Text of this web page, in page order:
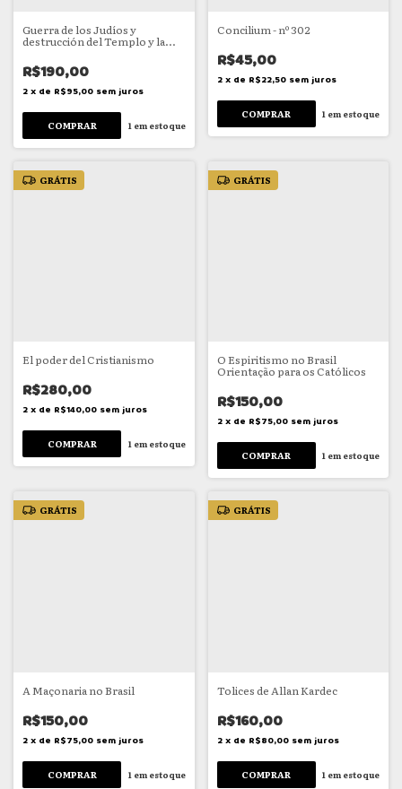
Guerra de los Judíos y
destrucción del Templo y la
R$190,00
2 x de R$95,00 sem juros
1 em estoque
Concilium - nº 302
R$45,00
2 x de R$22,50 sem juros
1 em estoque
GRÁTIS
El poder del Cristianismo
R$280,00
2 x de R$140,00 sem juros
1em estoque
GRÁTIS
O Espiritismo no Brasil
Orientação para os Católicos
R$150,00
2 x de R$75,00 sem juros
1 em estoque
GRÁTIS
A Maçonaria no Brasil
R$150,00
2 x de R$75,00 sem juros
1 em estoque
GRÁTIS
Tolices de Allan Kardec
R$160,00
2 x de R$80,00 sem juros
1 em estoque